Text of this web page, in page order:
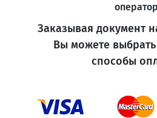
Заказывая документ
Вы можете
способы